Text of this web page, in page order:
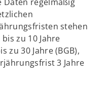
stehen
zu 10 Jahre
zu 30 Jahre (BGB),
3 Jahre